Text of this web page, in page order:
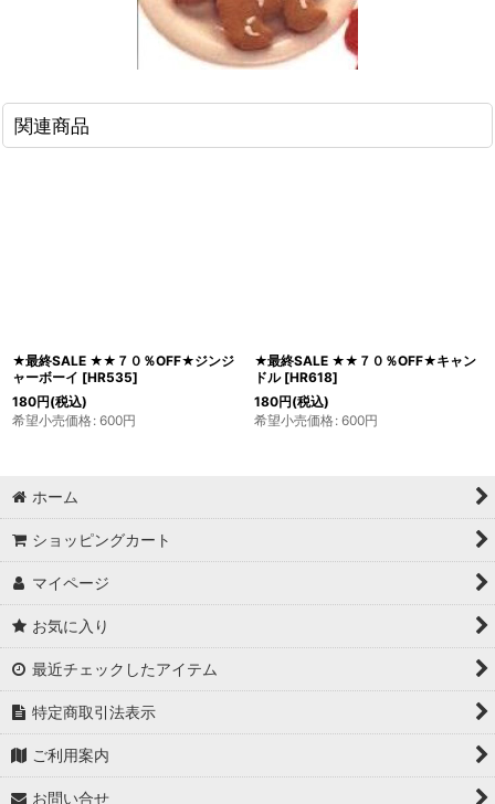
関連商品
★最終SALE ★★７０％OFF★ジンジ
ャーボーイ [HR535]
180円(税込)
希望小売価格: 600円
★最終SALE ★★７０％OFF★キャン
ドル [HR618]
180円(税込)
希望小売価格: 600円
ホーム
ショッピングカート
マイページ
お気に入り
最近チェックしたアイテム
特定商取引法表示
ご利用案内
お問い合せ